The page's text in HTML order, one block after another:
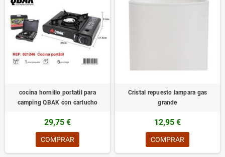
cocina hornillo portatil para
camping QBAK con cartucho
29,75 €
COMPRAR
Cristal repuesto lampara gas
grande
12,95 €
COMPRAR